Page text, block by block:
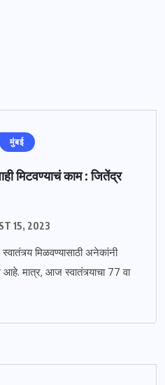
मुंबई
मिटवण्याचं काम : जितेंद्र
15, 2023
मिळवण्यासाठी अनेकांनी
आहे. मात्र, आज स्वातंत्र्याचा 77 वा